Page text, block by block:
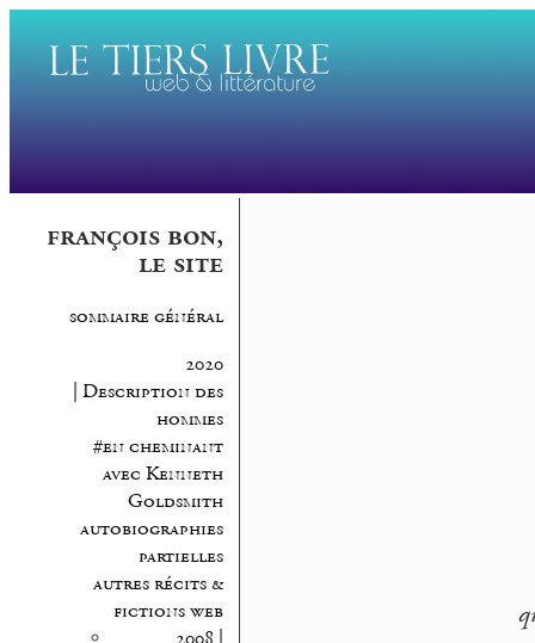
françois bon,
le site
sommaire général
2020
| Description des
hommes
#en cheminant
avec Kenneth
Goldsmith
autobiographies
partielles
autres récits &
fictions web